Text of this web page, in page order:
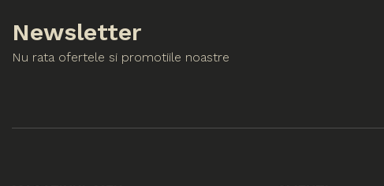
Newsletter
Nu rata ofertele si promotiile noastre